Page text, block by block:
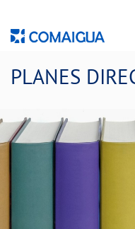
PLANES